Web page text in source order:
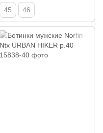
45 46